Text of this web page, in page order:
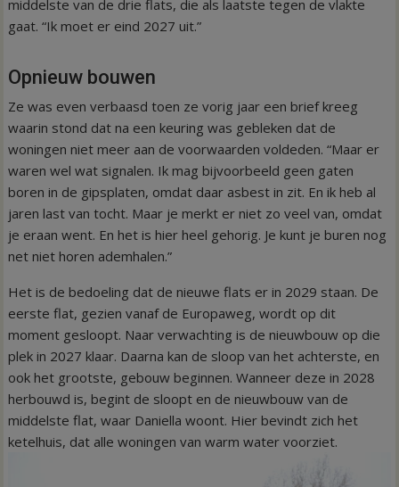
middelste van de drie flats, die als laatste tegen de vlakte
gaat. “Ik moet er eind 2027 uit.”
Opnieuw bouwen
Ze was even verbaasd toen ze vorig jaar een brief kreeg
waarin stond dat na een keuring was gebleken dat de
woningen niet meer aan de voorwaarden voldeden. “Maar er
waren wel wat signalen. Ik mag bijvoorbeeld geen gaten
boren in de gipsplaten, omdat daar asbest in zit. En ik heb al
jaren last van tocht. Maar je merkt er niet zo veel van, omdat
je eraan went. En het is hier heel gehorig. Je kunt je buren nog
net niet horen ademhalen.”
Het is de bedoeling dat de nieuwe flats er in 2029 staan. De
eerste flat, gezien vanaf de Europaweg, wordt op dit
moment gesloopt. Naar verwachting is de nieuwbouw op die
plek in 2027 klaar. Daarna kan de sloop van het achterste, en
ook het grootste, gebouw beginnen. Wanneer deze in 2028
herbouwd is, begint de sloopt en de nieuwbouw van de
middelste flat, waar Daniella woont. Hier bevindt zich het
ketelhuis, dat alle woningen van warm water voorziet.